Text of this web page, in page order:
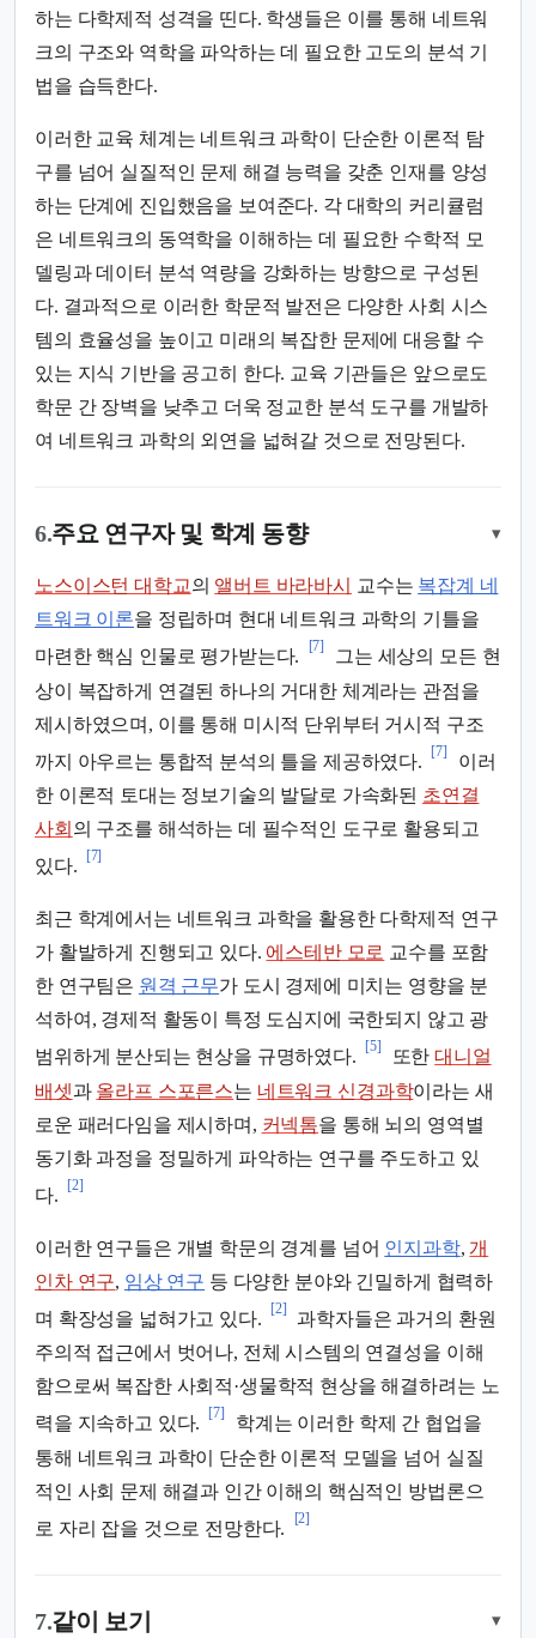
하는 다학제적 성격을 띤다. 학생들은 이를 통해 네트워
크의 구조와 역학을 파악하는 데 필요한 고도의 분석 기
법을 습득한다.
이러한 교육 체계는 네트워크 과학이 단순한 이론적 탐
구를 넘어 실질적인 문제 해결 능력을 갖춘 인재를 양성
하는 단계에 진입했음을 보여준다. 각 대학의 커리큘럼
은 네트워크의 동역학을 이해하는 데 필요한 수학적 모
델링과 데이터 분석 역량을 강화하는 방향으로 구성된
다. 결과적으로 이러한 학문적 발전은 다양한 사회 시스
템의 효율성을 높이고 미래의 복잡한 문제에 대응할 수
있는 지식 기반을 공고히 한다. 교육 기관들은 앞으로도
학문 간 장벽을 낮추고 더욱 정교한 분석 도구를 개발하
여 네트워크 과학의 외연을 넓혀갈 것으로 전망된다.
6.주요 연구자 및 학계 동향 ▾
노스이스턴 대학교의 앨버트 바라바시 교수는 복잡계 네
트워크 이론을 정립하며 현대 네트워크 과학의 기틀을
마련한 핵심 인물로 평가받는다.
[7]
그는 세상의 모든 현
상이 복잡하게 연결된 하나의 거대한 체계라는 관점을
제시하였으며, 이를 통해 미시적 단위부터 거시적 구조
까지 아우르는 통합적 분석의 틀을 제공하였다.
[7]
이러
한 이론적 토대는 정보기술의 발달로 가속화된 초연결
사회 의 구조를 해석하는 데 필수적인 도구로 활용되고
있다.
[7]
최근 학계에서는 네트워크 과학을 활용한 다학제적 연구
가 활발하게 진행되고 있다. 에스테반 모로 교수를 포함
한 연구팀은 원격 근무가 도시 경제에 미치는 영향을 분
석하여, 경제적 활동이 특정 도심지에 국한되지 않고 광
범위하게 분산되는 현상을 규명하였다.
[5]
또한대니얼
배셋과 올라프 스포른스는 네트워크 신경과학이라는 새
로운 패러다임을 제시하며, 커넥톰을 통해 뇌의 영역별
동기화 과정을 정밀하게 파악하는 연구를 주도하고 있
다.
[2]
이러한 연구들은 개별 학문의 경계를 넘어 인지과학, 개
인차 연구, 임상 연구 등 다양한 분야와 긴밀하게 협력하
며 확장성을 넓혀가고 있다.
[2]
과학자들은 과거의 환원
주의적 접근에서 벗어나, 전체 시스템의 연결성을 이해
함으로써 복잡한 사회적·생물학적 현상을 해결하려는 노
력을 지속하고 있다.
[7]
학계는 이러한 학제 간 협업을
통해 네트워크 과학이 단순한 이론적 모델을 넘어 실질
적인 사회 문제 해결과 인간 이해의 핵심적인 방법론으
로 자리 잡을 것으로 전망한다.
[2]
7.같이 보기 ▾